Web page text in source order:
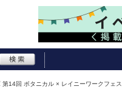
第14回 ボタニカル × レイニーワークフェ